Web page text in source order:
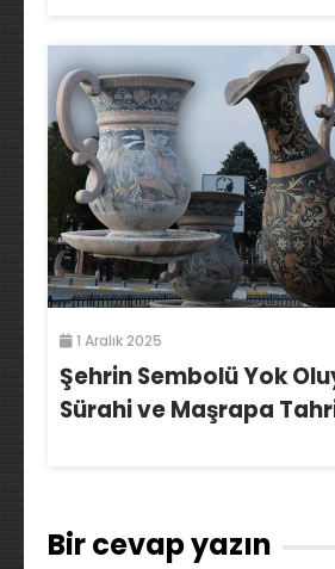
1 Aralık 2025
Şehrin Sembolü Yok
Sürahi ve Maşrapa
Bir cevap yazın